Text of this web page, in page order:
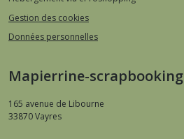
Gestion des cookies
Données personnelles
Mapierrine-scrapbooking
165 avenue de Libourne
33870Vayres